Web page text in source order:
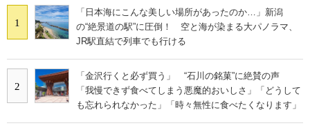
1
「日本海にこんな美しい場所があったのか…」新潟
の“絶景道の駅”に圧倒！ 空と海が染まる大パノラマ、
JR駅直結で列車でも行ける
2
「金沢行くと必ず買う」 “石川の銘菓”に絶賛の声
「我慢できず食べてしまう悪魔的おいしさ」「どうして
も忘れられなかった」「時々無性に食べたくなります」